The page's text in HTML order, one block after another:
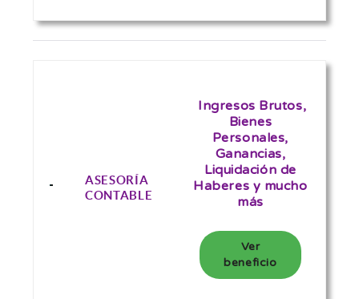
ASESORÍA
CONTABLE
Ingresos Brutos,
Bienes
Personales,
Ganancias,
Liquidación de
Haberes y mucho
más
Ver
beneficio